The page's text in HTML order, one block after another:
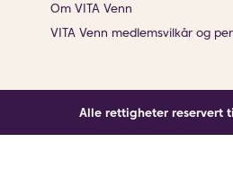
Om VITA Venn
VITA Venn medlemsvilkår og
Alle rettigheter reservert